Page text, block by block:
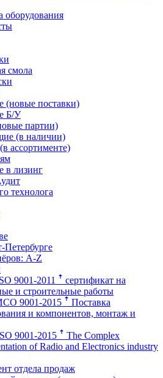
оборудования
смола
(новые поставки)
Б/У
партии)
(в наличии)
ассортименте)
в лизинг
технолога
A-Z
9001-2011 ꜛ сертификат на
и строительные работы
9001-2015 ꜛ Поставка
и компонентов, монтаж и
9001-2015 ꜛ The Complex
of Radio and Electronics industry
отдела продаж